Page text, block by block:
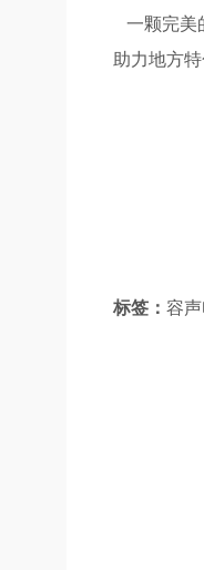
一颗完美
助力地方
标签： 容